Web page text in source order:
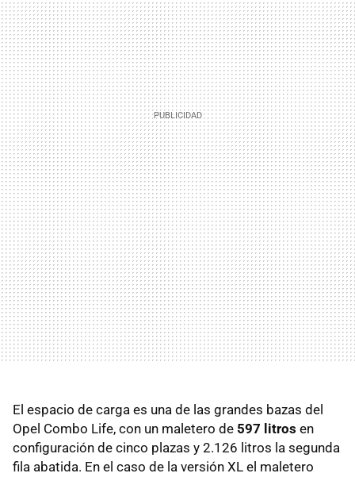
El espacio de carga es una de las grandes bazas del
Opel Combo Life, con un maletero de 597 litros en
configuración de cinco plazas y 2.126 litros la segunda
fila abatida. En el caso de la versión XL el maletero